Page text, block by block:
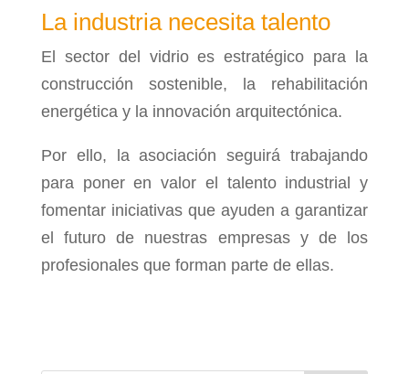
La industria necesita talento
El sector del vidrio es estratégico para la
construcción sostenible, la rehabilitación
energética y la innovación arquitectónica.
Por ello, la asociación seguirá trabajando
para poner en valor el talento industrial y
fomentar iniciativas que ayuden a garantizar
el futuro de nuestras empresas y de los
profesionales que forman parte de ellas.